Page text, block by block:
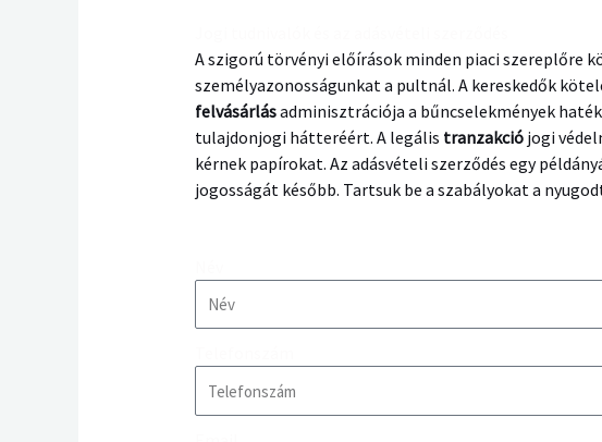
A szigorú törvényi előírások minden piaci szereplőre
személyazonosságunkat a pultnál. A kereskedők
felvásárlásadminisztrációja a bűncselekmények
tulajdonjogi hátteréért. A legális tranzakciójogi
kérnek papírokat. Az adásvételi szerződés egy
jogosságát később. Tartsuk be a szabályokat a